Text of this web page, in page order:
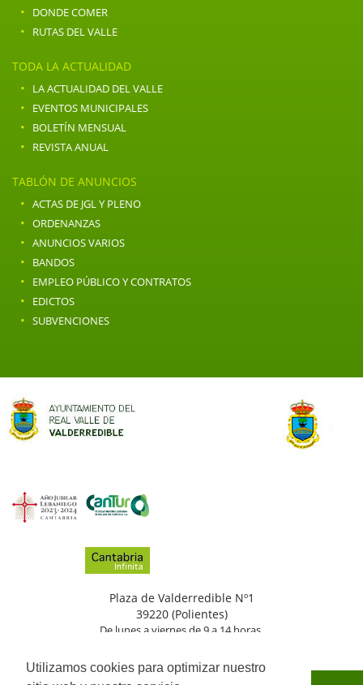
Utilizamos cookies para optimizar nuestro
· DONDE COMER
· RUTAS DEL VALLE
TODA LA ACTUALIDAD
· LA ACTUALIDAD DEL VALLE
· EVENTOS MUNICIPALES
· BOLETÍN MENSUAL
· REVISTA ANUAL
TABLÓN DE ANUNCIOS
· ACTAS DE JGL Y PLENO
· ORDENANZAS
· ANUNCIOS VARIOS
· BANDOS
· EMPLEO PÚBLICO Y CONTRATOS
· EDICTOS
· SUBVENCIONES
Plaza de Valderredible Nº1
39220 (Polientes)
De lunes a viernes de 9 a 14 horas.